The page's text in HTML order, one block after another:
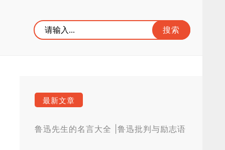
最新文章
鲁迅先生的名言大全 |鲁迅批判与励志语